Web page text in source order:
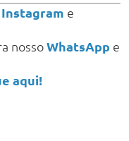
Instagram e
nossoWhatsApp e
aqui!